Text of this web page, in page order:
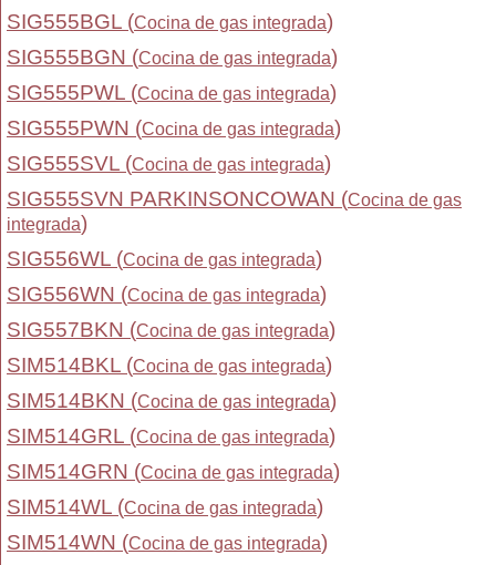
SIG555BGL (Cocina de gas integrada)
SIG555BGN (Cocina de gas integrada)
SIG555PWL (Cocina de gas integrada)
SIG555PWN (Cocina de gas integrada)
SIG555SVL (Cocina de gas integrada)
SIG555SVN PARKINSONCOWAN (Cocina de gas
integrada)
SIG556WL (Cocina de gas integrada)
SIG556WN (Cocina de gas integrada)
SIG557BKN (Cocina de gas integrada)
SIM514BKL (Cocina de gas integrada)
SIM514BKN (Cocina de gas integrada)
SIM514GRL (Cocina de gas integrada)
SIM514GRN (Cocina de gas integrada)
SIM514WL (Cocina de gas integrada)
SIM514WN (Cocina de gas integrada)